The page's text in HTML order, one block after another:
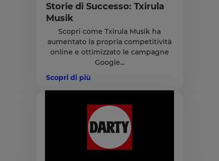
Storie di Successo: Txirula
Musik
Scopri come Txirula Musik ha
aumentato la propria competitività
online e ottimizzato le campagne
Google...
Scopri di più